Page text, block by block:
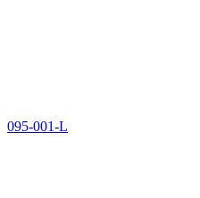
095-001-L